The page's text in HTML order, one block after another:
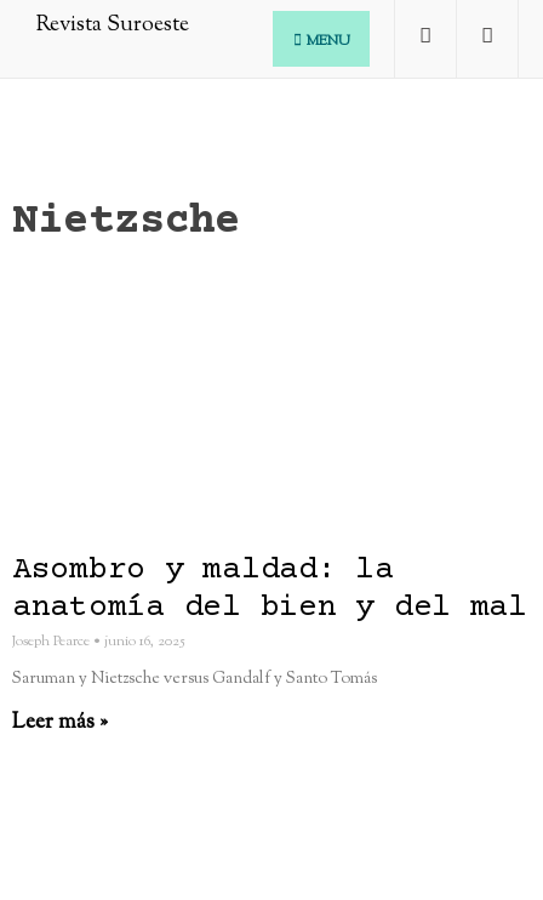
MENU
Nietzsche
Asombro y maldad: la
anatomía del bien y del mal
Joseph Pearce junio 16, 2025
Saruman y Nietzsche versus Gandalf y Santo Tomás
Leer más »